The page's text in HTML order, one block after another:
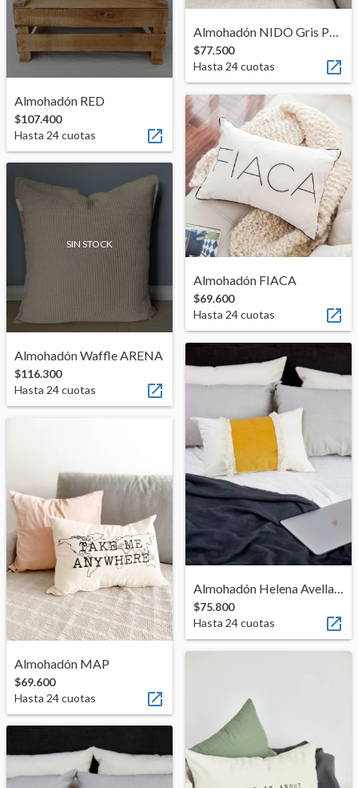
ENVIOS
MEDIOS DE PAGO
CREAR CUENTA
INICIAR SESIÓN
Almohadón RED
$107.400
Hasta 24cuotas 
Almohadón NIDO Gris Perla
$77.500
Hasta 24cuotas 
SIN STOCK
Almohadón Waffle ARENA
$116.300
Hasta 24cuotas 
Almohadón FIACA
$69.600
Hasta 24cuotas 
Almohadón MAP
$69.600
Hasta 24cuotas 
$75.800
Hasta 24cuotas 